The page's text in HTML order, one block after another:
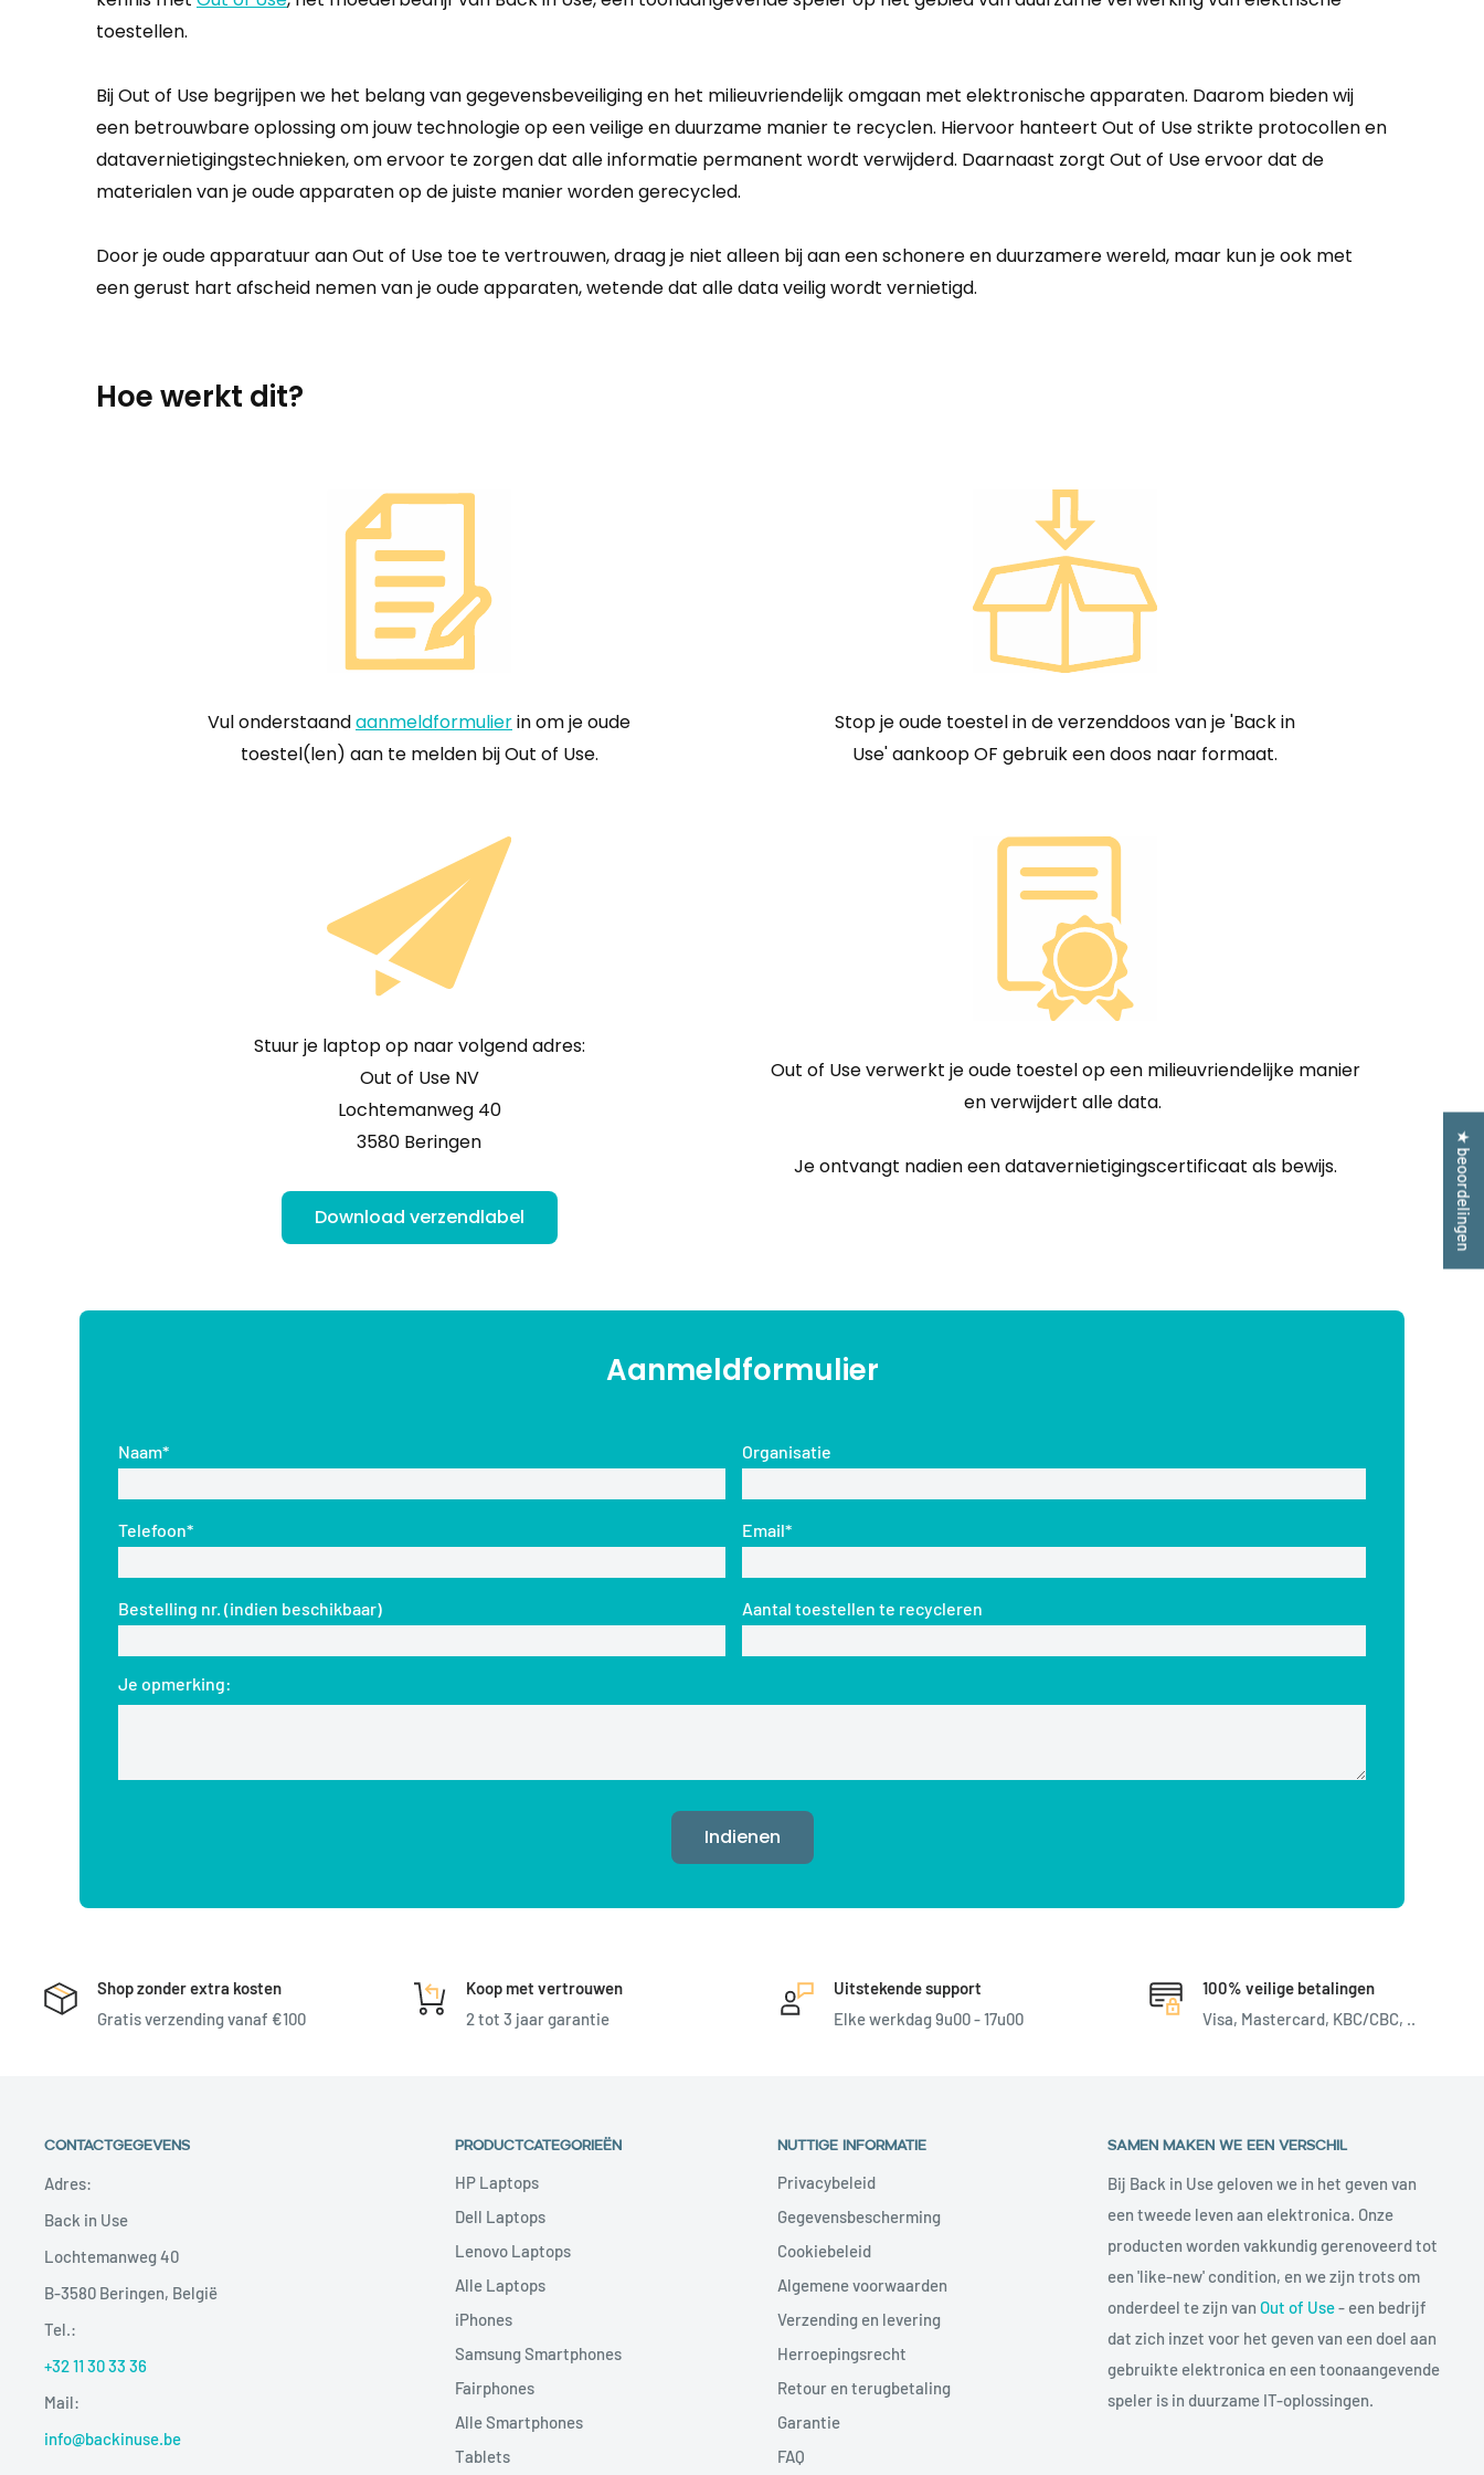
toestellen.
Bij Out of Use begrijpen we het belang van gegevensbeveiliging en het milieuvriendelijk omgaan met elektronische apparaten. Daarom bieden wij
een betrouwbare oplossing om jouw technologie op een veilige en duurzame manier te recyclen. Hiervoor hanteert Out of Use strikte protocollen en
datavernietigingstechnieken, om ervoor te zorgen dat alle informatie permanent wordt verwijderd. Daarnaast zorgt Out of Use ervoor dat de
materialen van je oude apparaten op de juiste manier worden gerecycled.
Door je oude apparatuur aan Out of Use toe te vertrouwen, draag je niet alleen bij aan een schonere en duurzamere wereld, maar kun je ook met
een gerust hart afscheid nemen van je oude apparaten, wetende dat alle data veilig wordt vernietigd.
Hoe werkt dit?
Vul onderstaandaanmeldformulierin om je oude
toestel(len) aan te melden bij Out of Use.
Stop je oude toestel in de verzenddoos van je 'Back in
Use' aankoop OF gebruik een doos naar formaat.
Stuur je laptop op naar volgend adres:
Out of Use NV
Lochtemanweg 40
3580 Beringen
Download verzendlabel
Out of Use verwerkt je oude toestel op een milieuvriendelijke manier
en verwijdert alle data.
Je ontvangt nadien een datavernietigingscertificaat als bewijs.
Aanmeldformulier
Naam* Organisatie
Telefoon* Email*
Bestelling nr. (indien beschikbaar) Aantal toestellen te recycleren
Je opmerking:
Indienen
Shop zonder extra kosten
Gratis verzending vanaf €100
Koop met vertrouwen
2 tot 3 jaar garantie
Uitstekende support
Elke werkdag 9u00 - 17u00
100% veilige betalingen
Visa, Mastercard, KBC/CBC, ..
CONTACTGEGEVENS
Adres:
Back in Use
Lochtemanweg 40
B-3580 Beringen, België
Tel.:
+32 11 30 33 36
Mail:
info@backinuse.be
PRODUCTCATEGORIEËN
HP Laptops
Dell Laptops
Lenovo Laptops
Alle Laptops
iPhones
Samsung Smartphones
Fairphones
Alle Smartphones
Tablets
NUTTIGE INFORMATIE
Privacybeleid
Gegevensbescherming
Cookiebeleid
Algemene voorwaarden
Verzending en levering
Herroepingsrecht
Retour en terugbetaling
Garantie
FAQ
SAMEN MAKEN WE EEN VERSCHIL
Bij Back in Use geloven we in het geven van
een tweede leven aan elektronica. Onze
producten worden vakkundig gerenoveerd tot
een 'like-new' condition, en we zijn trots om
onderdeel te zijn van Out of Use- een bedrijf
dat zich inzet voor het geven van een doel aan
gebruikte elektronica en een toonaangevende
speler is in duurzame IT-oplossingen.
★ beoordelingen